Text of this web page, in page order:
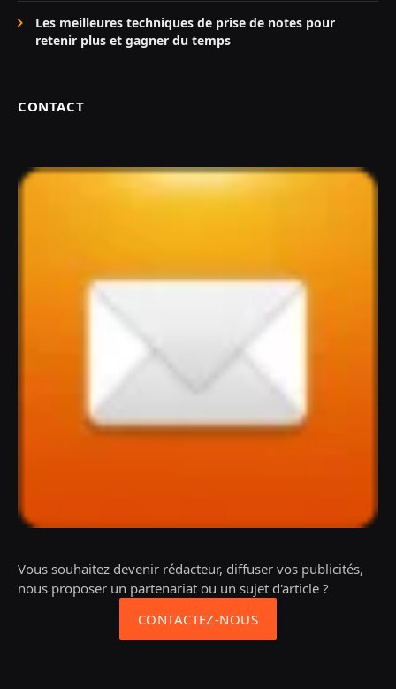
Les meilleures techniques de prise de notes pour
retenir plus et gagner du temps
CONTACT
Vous souhaitez devenir rédacteur, diffuser vos publicités,
nous proposer un partenariat ou un sujet d'article ?
CONTACTEZ-NOUS